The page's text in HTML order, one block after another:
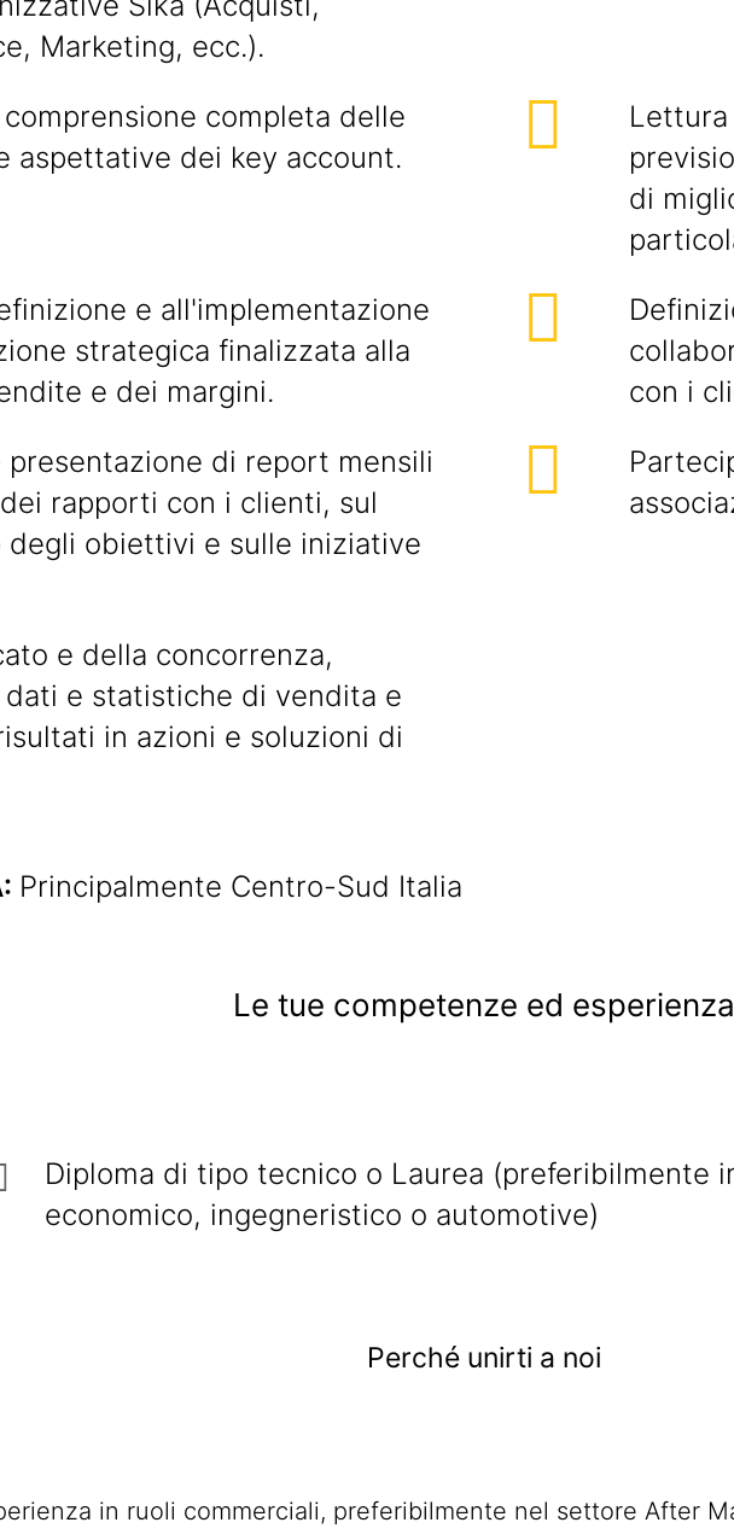
Marketing, ecc.).
completa delle
aspettative dei key account.
di
e all'implementazione
strategica finalizzata alla
e dei margini.
con i
presentazione di report mensili
dei rapporti con i clienti, sul
degli obiettivi e sulle iniziative
e della concorrenza,
e statistiche di vendita e
in azioni e soluzioni di
Principalmente Centro-Sud Italia
Le tue competenze ed esperienza
Diploma di tipo tecnico o Laurea (preferibilmente
economico, ingegneristico o automotive)
Perché unirti a noi
in ruoli commerciali, preferibilmente nel settore After